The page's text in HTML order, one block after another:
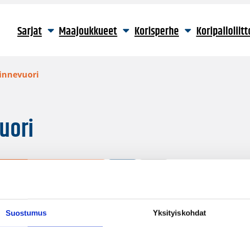
Suostumus Yksityiskohdat
Sarjat Maajoukkueet Korisperhe